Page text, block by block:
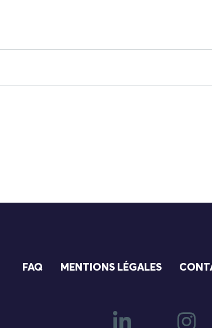
FAQ MENTIONS LÉGALES